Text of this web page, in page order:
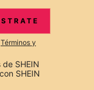
Términos y
SHEIN
SHEIN